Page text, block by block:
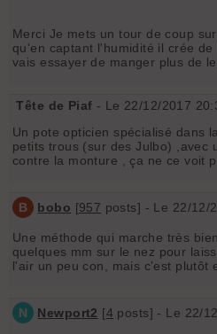
Merci Je mets un tour de coup
qu'en captant l'humidité il crée
vais essayer de manger plus de
Tête de Piaf - Le 22/12/2017
Un pote opticien spécialisé dans
petits trous (sur des Julbo) ,avec
contre la monture , ça ne ce voit
B bobo [957 posts] - Le 22/12/
Une méthode qui marche très
quelques mm sur le nez pour
l'air un peu con, mais c'est plutôt
N Newport2 [4 posts] - Le 22/